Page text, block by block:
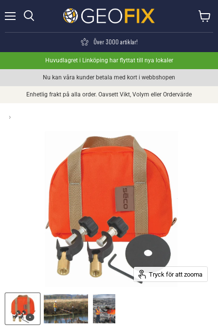
Över 3000 artiklar!
Huvudlagret i Linköping har flyttat till nya lokaler
Nu kan våra kunder betala med kort i webbshopen
Enhetlig frakt på alla order. Oavsett Vikt, Volym eller Ordervärde
›
Tryck för att zooma